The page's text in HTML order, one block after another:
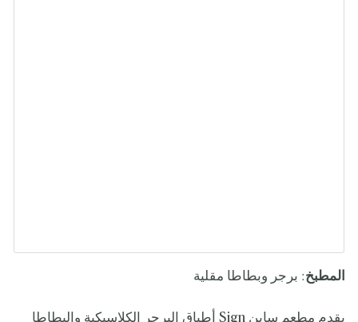
المطبخ: برجر وبطاطا مقلية
يقدم مطعم ساين Sign أطباق البرجر الكلاسيكية والبطاطا